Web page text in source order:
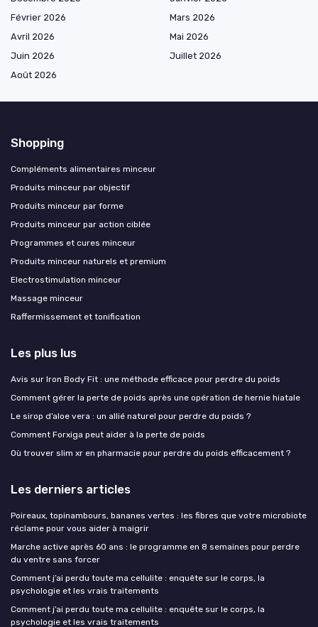
Février 2026
Mars 2026
Avril 2026
Mai 2026
Juin 2026
Juillet 2026
Août 2026
Shopping
Compléments alimentaires minceur
Produits minceur par objectif
Produits minceur par forme
Produits minceur par action ciblée
Programmes et cures minceur
Produits minceur naturels et premium
Electrostimulation minceur
Massage minceur
Raffermissement et tonification
Les plus lus
Avis sur Iron Body Fit : une méthode efficace pour perdre du poids
Comment gérer la perte de poids après une opération de hernie hiatale
Le sirop d’aloe vera : un allié naturel pour perdre du poids ?
Comment Forxiga peut aider à la perte de poids
Où trouver slim xr en pharmacie pour perdre du poids efficacement ?
Les derniers articles
Poireaux, topinambours, bananes vertes : les fibres que votre microbiote
réclame pour vous aider à maigrir
Marche active après 60 ans : le programme en 8 semaines pour perdre
du ventre sans forcer
Comment j’ai perdu toute ma cellulite : enquête sur le corps, la
psychologie et les vrais traitements
Comment j’ai perdu toute ma cellulite : enquête sur le corps, la
psychologie et les vrais traitements